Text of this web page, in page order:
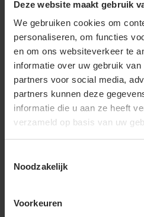
Deze website maakt gebruik
We gebruiken cookies om
personaliseren, om functies
en om ons websiteverkeer te
informatie over uw gebruik
partners voor social media,
partners kunnen deze
informatie die u aan ze heeft
verzameld op basis van uw
Noodzakelijk
Voorkeuren
Hoofdmateriaal /
• 50% Cotton / 50% Polyester
• Stofgewicht: 280 gr/m²
• Structuur: sweatstof
Specificaties
• Pasvorm: comfort fit
• Sluiting: ritssluiting
• Boorden: ribboorden aan
• Comfort: zacht, warm en
Wasvoorschriften
• Niet bleken
• Duurzaam en comfortabel